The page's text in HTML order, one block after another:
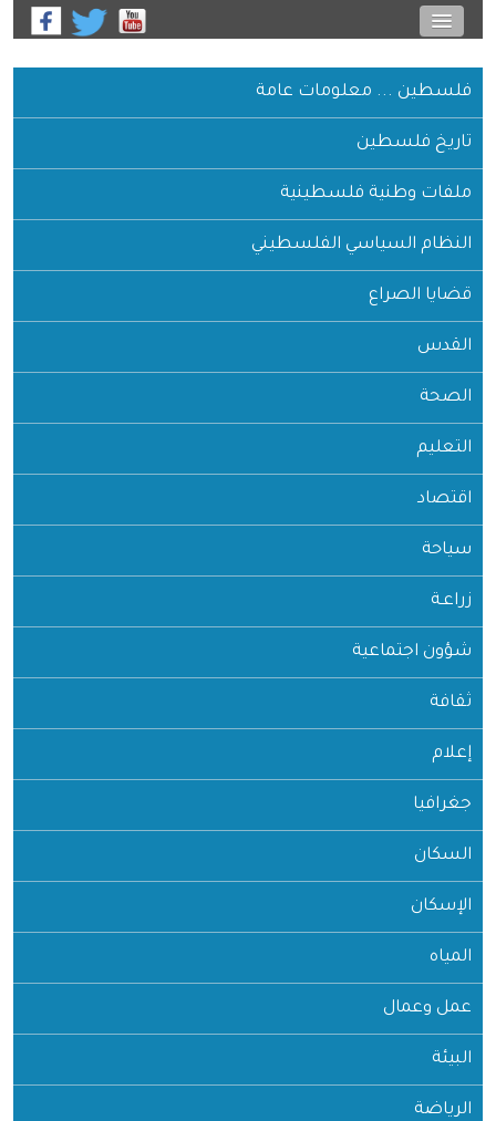
فلسطين ... معلومات عامة
تاريخ فلسطين
ملفات وطنية فلسطينية
النظام السياسي الفلسطيني
قضايا الصراع
القدس
الصحة
التعليم
اقتصاد
سياحة
زراعـة
شؤون اجتماعية
ثقافة
إعلام
جغرافيا
السكان
الإسكان
المياه
عمل وعمال
البيئة
الرياضة